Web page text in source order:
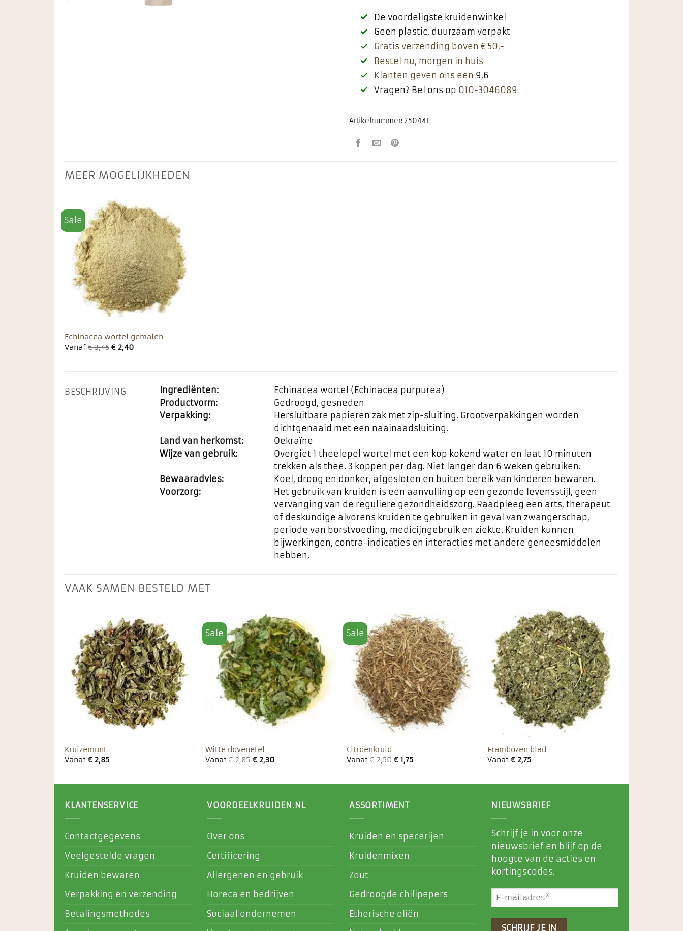
De voordeligste kruidenwinkel
Geen plastic, duurzaam verpakt
Gratis verzending boven € 50,-
Bestel nu, morgen in huis
Klanten geven ons een 9,6
Vragen? Bel ons op 010-3046089
Artikelnummer:25044L
MEER MOGELIJKHEDEN
Sale
Toevoegen
aan
favorieten
Echinacea wortel gemalen
Vanaf€3,45 €2,40
BESCHRIJVING Ingrediënten:
Echinacea wortel (Echinacea purpurea)
Productvorm:
Gedroogd, gesneden
Verpakking:
Hersluitbare papieren zak met zip-sluiting. Grootverpakkingen worden
dichtgenaaid met een naainaadsluiting.
Land van herkomst:
Oekraïne
Wijze van gebruik:
Overgiet 1 theelepel wortel met een kop kokend water en laat 10 minuten
trekken als thee. 3 koppen per dag. Niet langer dan 6 weken gebruiken.
Bewaaradvies:
Koel, droog en donker, afgesloten en buiten bereik van kinderen bewaren.
Voorzorg:
Het gebruik van kruiden is een aanvulling op een gezonde levensstijl, geen
vervanging van de reguliere gezondheidszorg. Raadpleeg een arts, therapeut
of deskundige alvorens kruiden te gebruiken in geval van zwangerschap,
periode van borstvoeding, medicijngebruik en ziekte. Kruiden kunnen
bijwerkingen, contra-indicaties en interacties met andere geneesmiddelen
hebben.
VAAK SAMEN BESTELD MET
Toevoegen
aan
favorieten
Kruizemunt
Vanaf €2,85
Sale
Toevoegen
aan
favorieten
Witte dovenetel
Vanaf€2,85 €2,30
Sale
Toevoegen
aan
favorieten
Citroenkruid
Vanaf€2,50 €1,75
Toevoegen
aan
favorieten
Frambozen blad
Vanaf€2,75
KLANTENSERVICE
Contactgegevens
Veelgestelde vragen
Kruiden bewaren
Verpakking en verzending
Betalingsmethodes
VOORDEELKRUIDEN.NL
Over ons
Certificering
Allergenen en gebruik
Horeca en bedrijven
Sociaal ondernemen
ASSORTIMENT
Kruiden en specerijen
Kruidenmixen
Zout
Gedroogde chilipepers
Etherische oliën
NIEUWSBRIEF
Schrijf je in voor onze
nieuwsbrief en blijf op de
hoogte van de acties en
kortingscodes.
E-
mailadres
(Vereist)